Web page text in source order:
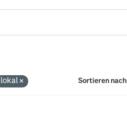
Sortieren nach
lokal